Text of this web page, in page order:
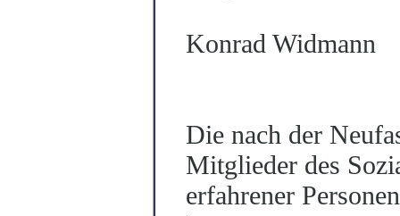
Konrad Widmann
Die nach der
Mitglieder des
erfahrener